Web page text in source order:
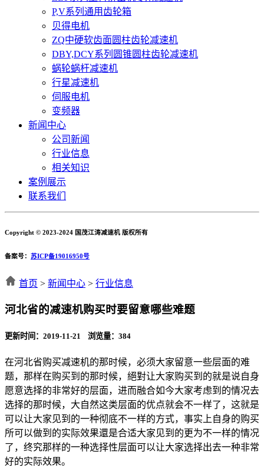
P,V系列通用齿轮箱
贝得电机
ZQ中硬软齿面圆柱齿轮减速机
DBY,DCY系列圆锥圆柱齿轮减速机
蜗轮蜗杆减速机
行星减速机
伺服电机
变频器
新闻中心
公司新闻
行业信息
相关知识
案例展示
联系我们
Copyright © 2023-2024 国茂江涛减速机 版权所有
备案号： 苏ICP备19016950号
首页 > 新闻中心 > 行业信息
河北省的减速机购买时要留意哪些难题
更新时间：2019-11-21 浏览量： 384
在河北省购买减速机的那时候，必须大家留意一些层面的难
题，那样在购买到的那时候，絕對让大家购买到的就是说自身
愿意选择的非常好的层面，进而融合如今大家考虑到的情况去
选择的那时候，大自然这类层面的优点就会不一样了，这就是
可以让大家见到的一种彻底不一样的方式，事实上自身的购买
所可以做到的实际效果還是合适大家见到的更为不一样的情况
了，终究那样的一种选择性层面可以让大家选择出去一种非常
好的实际效果。